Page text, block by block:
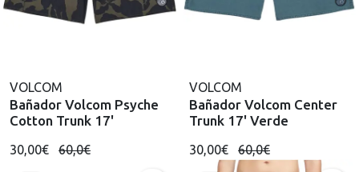
VOLCOM
Bañador Volcom Psyche
Cotton Trunk 17'
30,00€ 60,0€
VOLCOM
Bañador Volcom Center
Trunk 17' Verde
30,00€ 60,0€